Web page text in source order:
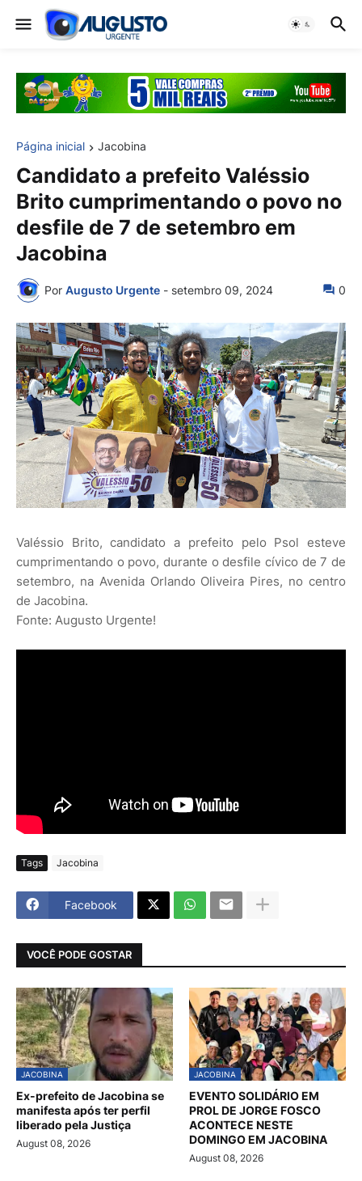
Página inicial Jacobina
Candidato a prefeito Valéssio
Brito cumprimentando o povo no
desfile de 7 de setembro em
Jacobina
Por Augusto Urgente - setembro 09, 2024 0
Valéssio Brito, candidato a prefeito pelo Psol esteve
cumprimentando o povo, durante o desfile cívico de 7 de
setembro, na Avenida Orlando Oliveira Pires, no centro
de Jacobina.
Fonte: Augusto Urgente!
Tags Jacobina
Facebook
VOCÊ PODE GOSTAR
JACOBINA
Ex-prefeito de Jacobina se
manifesta após ter perfil
liberado pela Justiça
August 08, 2026
JACOBINA
EVENTO SOLIDÁRIO EM
PROL DE JORGE FOSCO
ACONTECE NESTE
DOMINGO EM JACOBINA
August 08, 2026